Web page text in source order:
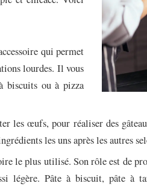
qui permet
lourdes. Il vous
biscuits ou à pizza
les œufs, pour réaliser des
les uns après les autres
le plus utilisé. Son rôle est de
légère. Pâte à biscuit, pâte à